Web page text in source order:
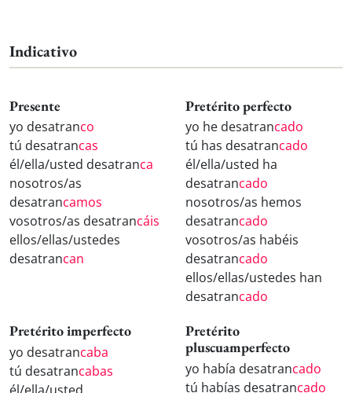
Indicativo
Presente
yo desatranco
tú desatrancas
él/ella/usted desatranca
nosotros/as
desatrancamos
vosotros/as desatrancáis
ellos/ellas/ustedes
desatrancan
Pretérito perfecto
yo he desatrancado
tú has desatrancado
él/ella/usted ha
desatrancado
nosotros/as hemos
desatrancado
vosotros/as habéis
desatrancado
ellos/ellas/ustedes han
desatrancado
Pretérito imperfecto
yo desatrancaba
tú desatrancabas
Pretérito
pluscuamperfecto
yo había desatrancado
tú habías desatrancado